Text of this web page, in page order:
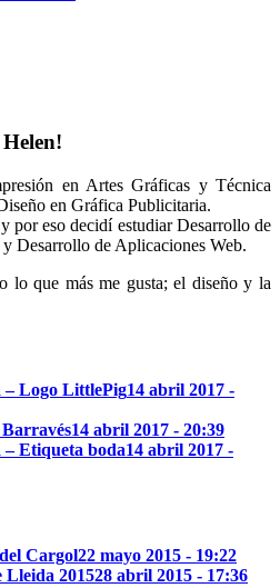
en Artes Gráficas y Técnica
en Gráfica Publicitaria.
por eso decidí estudiar Desarrollo de
Desarrollo de Aplicaciones Web.
lo que más me gusta; el diseño y la
Logo LittlePig14 abril 2017 -
14 abril 2017 - 20:39
Etiqueta boda14 abril 2017 -
Cargol22 mayo 2015 - 19:22
Lleida 201528 abril 2015 - 17:36